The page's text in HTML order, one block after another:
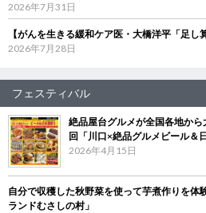
2026年7月31日
【がんを生きる緩和ケア医・大橋洋平「足し
2026年7月28日
フェスティバル
絶品屋台グルメが全国各地か
回「川口×絶品グルメビール＆
2026年4月15日
自分で収穫した秋野菜を使って芋煮作りを
ランドむさしの村」